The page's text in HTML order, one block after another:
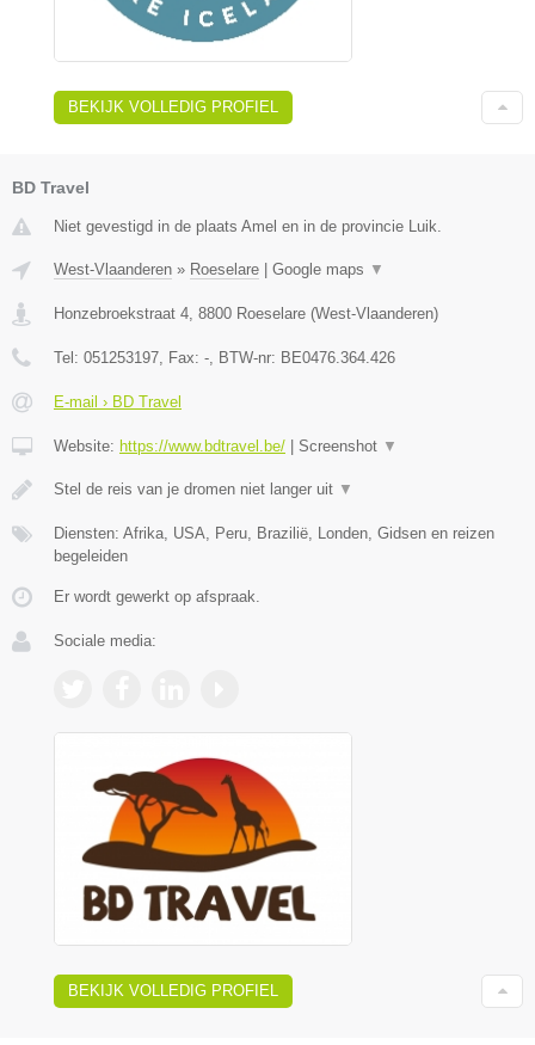
BEKIJK VOLLEDIG PROFIEL
BD Travel
Niet gevestigd in de plaats Amel en in de provincie Luik.
West-Vlaanderen » Roeselare Google maps ▼
Honzebroekstraat 4, 8800 Roeselare (West-Vlaanderen)
Tel: 051253197, Fax: -, BTW-nr: BE0476.364.426
E-mail › BD Travel
Website: https://www.bdtravel.be/ Screenshot ▼
Stel de reis van je dromen niet langer uit ▼
Diensten: Afrika, USA, Peru, Brazilië, Londen, Gidsen en reizen
begeleiden
Er wordt gewerkt op afspraak.
Sociale media:
BEKIJK VOLLEDIG PROFIEL